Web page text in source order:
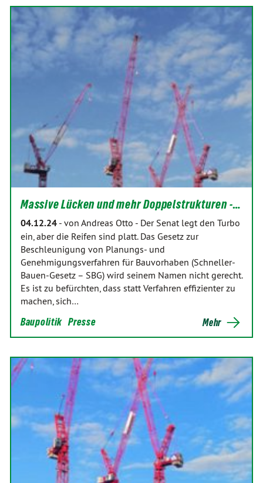
Massive Lücken und mehr Doppelstrukturen -…
04.12.24 - von Andreas Otto - Der Senat legt den Turbo
ein, aber die Reifen sind platt. Das Gesetz zur
Beschleunigung von Planungs- und
Genehmigungsverfahren für Bauvorhaben (Schneller-
Bauen-Gesetz – SBG) wird seinem Namen nicht gerecht.
Es ist zu befürchten, dass statt Verfahren effizienter zu
machen, sich…
Baupolitik Presse Mehr